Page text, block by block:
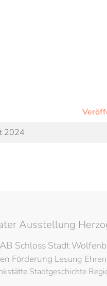
2024
Ausstellung
Schloss Stadt
Förderung Lesung
Stadtgeschichte